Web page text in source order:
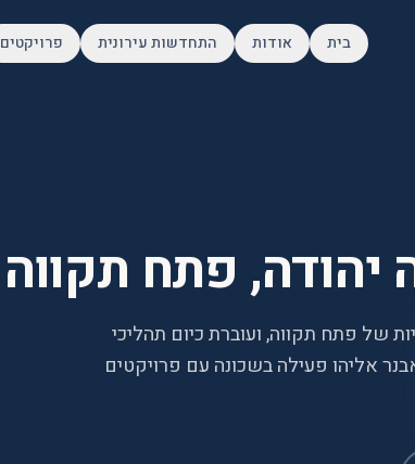
בית אודות התחדשות עירונית פרויקטים
יהודה, פתח תקווה
של פתח תקווה, ועוברת כיום תהליכי
אליהו פעילה בשכונה עם פרויקטים